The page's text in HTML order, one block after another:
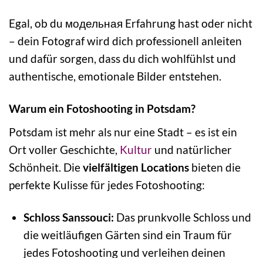
Egal, ob du модельная Erfahrung hast oder nicht
– dein Fotograf wird dich professionell anleiten
und dafür sorgen, dass du dich wohlfühlst und
authentische, emotionale Bilder entstehen.
Warum ein Fotoshooting in Potsdam?
Potsdam ist mehr als nur eine Stadt – es ist ein
Ort voller Geschichte, Kultur und natürlicher
Schönheit. Dievielfältigen Locations bieten die
perfekte Kulisse für jedes Fotoshooting:
Schloss Sanssouci: Das prunkvolle Schloss und
die weitläufigen Gärten sind ein Traum für
jedes Fotoshooting und verleihen deinen